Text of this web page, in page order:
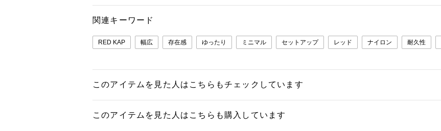
関連キーワード
RED KAP 幅広 存在感 ゆったり ミニマル セットアップ レッド ナイロン 耐久性
このアイテムを見た人はこちらもチェックしています
このアイテムを見た人はこちらも購入しています